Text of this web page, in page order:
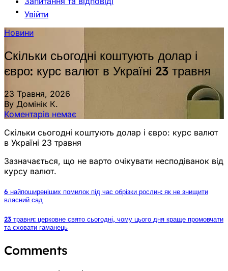
Увійти
Новини
Скільки сьогодні коштують долар і
євро: курс валют в Україні 23 травня
23 Травня, 2026
By Домінік К.
Коментарів немає
Скільки сьогодні коштують долар і євро: курс валют
в Україні 23 травня
Зазначається, що не варто очікувати несподіванок від
курсу валют.
6 найпоширеніших помилок під час обрізки рослин: як не знищити
власний сад
23 травня: церковне свято сьогодні, чому цього дня краще промовчати
та сховати гаманець
Comments